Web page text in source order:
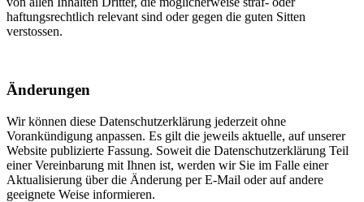
haftungsrechtlich relevant sind oder gegen die guten Sitten
verstossen.
Änderungen
Wir können diese Datenschutzerklärung jederzeit ohne
Vorankündigung anpassen. Es gilt die jeweils aktuelle, auf unserer
Website publizierte Fassung. Soweit die Datenschutzerklärung Teil
einer Vereinbarung mit Ihnen ist, werden wir Sie im Falle einer
Aktualisierung über die Änderung per E-Mail oder auf andere
geeignete Weise informieren.